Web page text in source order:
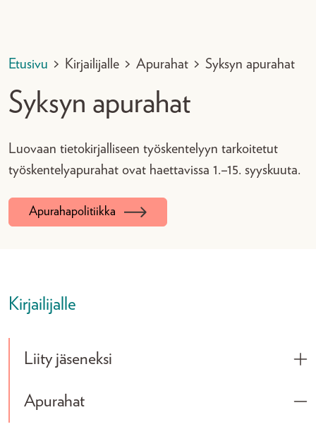
Etusivu > Kirjailijalle > Apurahat > Syksyn apurahat
Syksyn apurahat
Luovaan tietokirjalliseen työskentelyyn tarkoitetut
työskentelyapurahat ovat haettavissa 1.–15. syyskuuta.
Apurahapolitiikka
Kirjailijalle
Liity jäseneksi
Apurahat